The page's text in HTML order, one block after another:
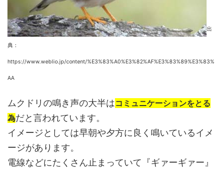
出
典：
https://www.weblio.jp/content/%E3%83%A0%E3%82%AF%E3%83%89%E3%83%
AA
ムクドリの鳴き声の大半はコミュニケーションをとる
為だと言われています。
イメージとしては早朝や夕方に良く鳴いているイメ
ージがあります。
電線などにたくさん止まっていて『ギァーギァー』